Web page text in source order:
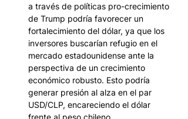
a través de políticas pro-crecimiento
de Trump podría favorecer un
fortalecimiento del dólar, ya que los
inversores buscarían refugio en el
mercado estadounidense ante la
perspectiva de un crecimiento
económico robusto. Esto podría
generar presión al alza en el par
USD/CLP, encareciendo el dólar